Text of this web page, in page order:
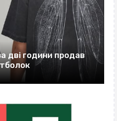
дві години продав